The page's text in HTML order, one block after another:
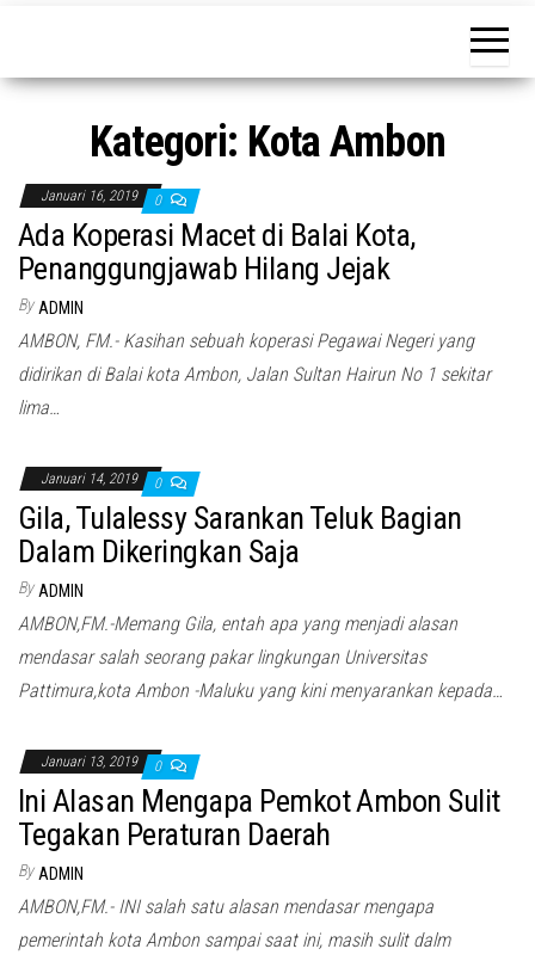
Kategori: Kota Ambon
Januari 16, 2019 0
Ada Koperasi Macet di Balai Kota,
Penanggungjawab Hilang Jejak
By ADMIN
AMBON, FM.- Kasihan sebuah koperasi Pegawai Negeri yang
didirikan di Balai kota Ambon, Jalan Sultan Hairun No 1 sekitar
lima…
Januari 14, 2019 0
Gila, Tulalessy Sarankan Teluk Bagian
Dalam Dikeringkan Saja
By ADMIN
AMBON,FM.-Memang Gila, entah apa yang menjadi alasan
mendasar salah seorang pakar lingkungan Universitas
Pattimura,kota Ambon -Maluku yang kini menyarankan kepada…
Januari 13, 2019 0
Ini Alasan Mengapa Pemkot Ambon Sulit
Tegakan Peraturan Daerah
By ADMIN
AMBON,FM.- INI salah satu alasan mendasar mengapa
pemerintah kota Ambon sampai saat ini, masih sulit dalm